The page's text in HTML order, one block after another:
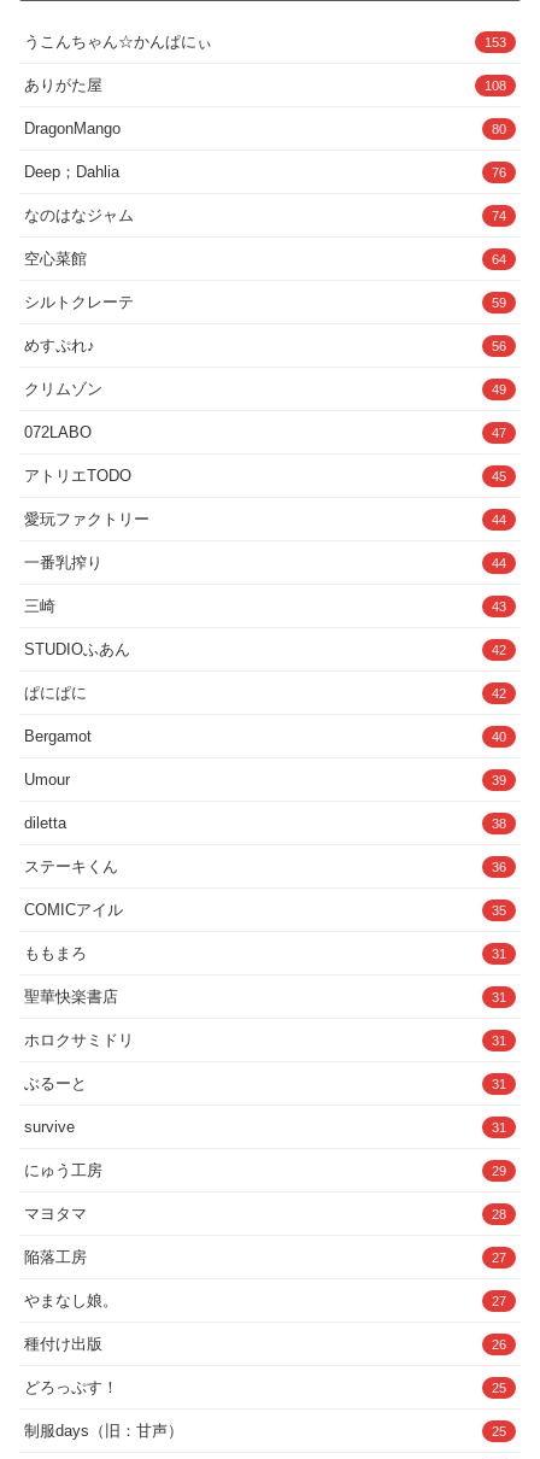
Deep；Dahlia 76
なのはなジャム 74
空心菜館 64
シルトクレーテ 59
めすぷれ♪ 56
クリムゾン 49
072LABO 47
アトリエTODO 45
愛玩ファクトリー 44
一番乳搾り 44
三崎 43
STUDIOふあん 42
ぱにぱに 42
Bergamot 40
Umour 39
diletta 38
ステーキくん 36
COMICアイル 35
ももまろ 31
聖華快楽書店 31
ホロクサミドリ 31
ぶるーと 31
survive 31
にゅう工房 29
マヨタマ 28
陥落工房 27
やまなし娘。 27
種付け出版 26
どろっぷす！ 25
制服days（旧：甘声） 25
Libido-Labo 25
ディーブルスト 25
クルマヤ公道 24